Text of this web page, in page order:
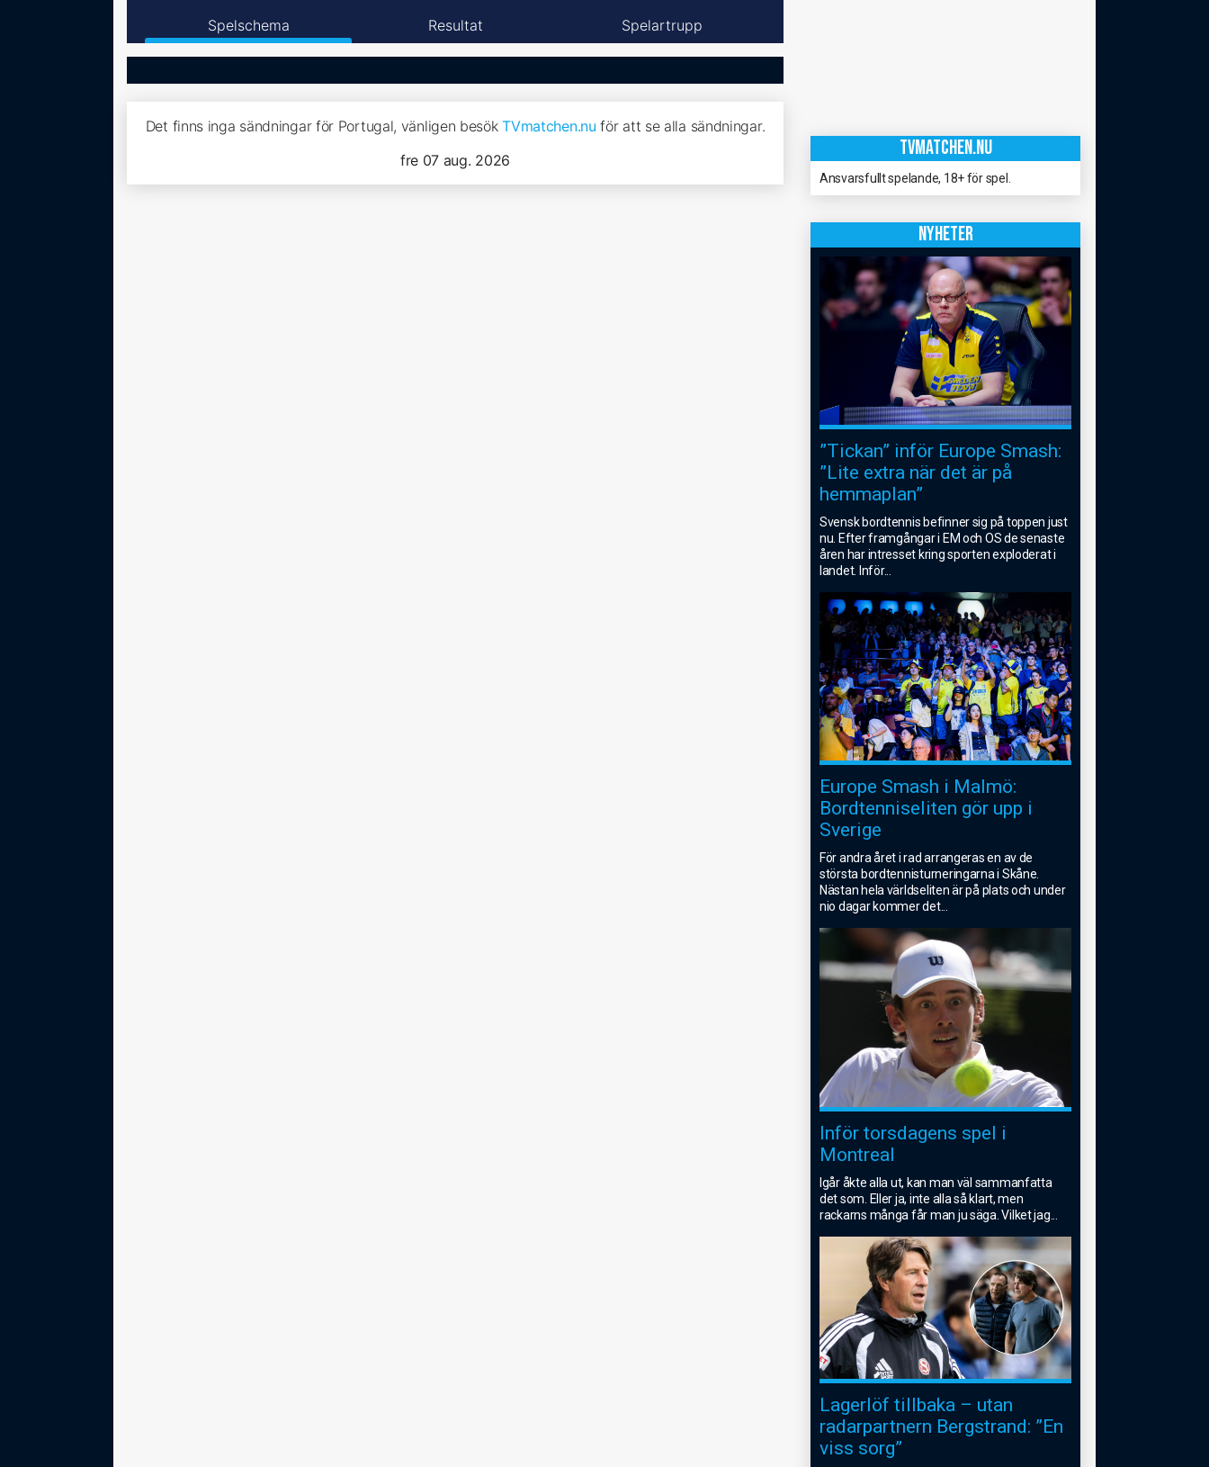
Spelschema Resultat Spelartrupp
Det finns inga sändningar för Portugal, vänligen besökTVmatchen.nu för att se alla sändningar.
fre 07 aug. 2026
TVMATCHEN.NU
Ansvarsfullt spelande, 18+ för spel.
NYHETER
”Tickan” inför Europe Smash:
”Lite extra när det är på
hemmaplan”
Svensk bordtennis befinner sig på toppen just
nu. Efter framgångar i EM och OS de senaste
åren har intresset kring sporten exploderat i
landet. Inför...
Europe Smash i Malmö:
Bordtenniseliten gör upp i
Sverige
För andra året i rad arrangeras en av de
största bordtennisturneringarna i Skåne.
Nästan hela världseliten är på plats och under
nio dagar kommer det...
Inför torsdagens spel i
Montreal
Igår åkte alla ut, kan man väl sammanfatta
det som. Eller ja, inte alla så klart, men
rackarns många får man ju säga. Vilket jag
Lagerlöf tillbaka – utan
radarpartnern Bergstrand: ”En
viss sorg”